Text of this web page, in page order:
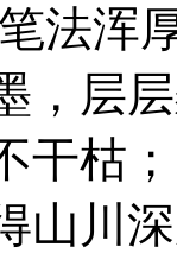
法浑
，层
干枯
山川